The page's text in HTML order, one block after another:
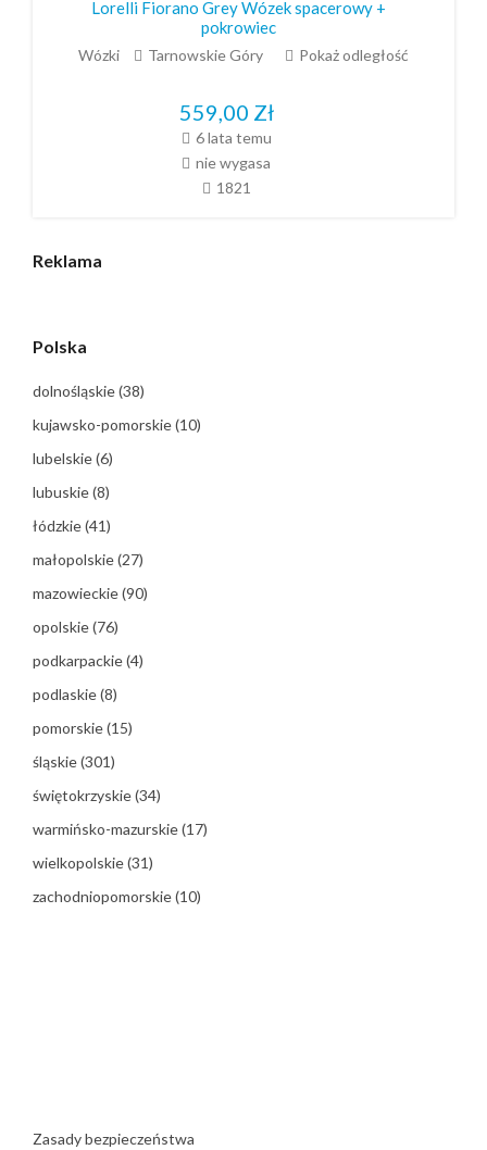
Lorelli Fiorano Grey Wózek spacerowy +
pokrowiec
Wózki Tarnowskie Góry Pokaż odległość
559,00 Zł
6 lata temu
nie wygasa
1821
Reklama
Polska
dolnośląskie(38)
kujawsko-pomorskie(10)
lubelskie(6)
lubuskie(8)
łódzkie(41)
małopolskie(27)
mazowieckie(90)
opolskie(76)
podkarpackie(4)
podlaskie(8)
pomorskie(15)
śląskie(301)
świętokrzyskie(34)
warmińsko-mazurskie(17)
wielkopolskie(31)
zachodniopomorskie(10)
Zasady bezpieczeństwa